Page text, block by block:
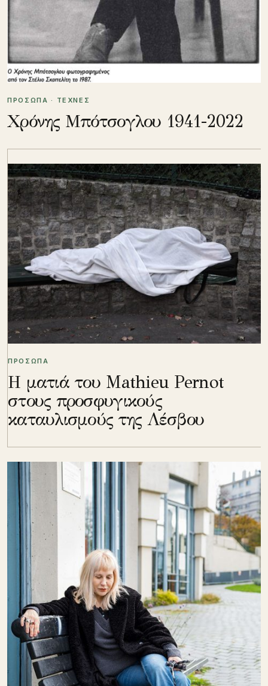
ΠΡΟΣΩΠΑ · ΤΕΧΝΕΣ
Χρόνης Μπότσογλου 1941-2022
ΠΡΟΣΩΠΑ
Η ματιά του Mathieu Pernot
στους προσφυγικούς
καταυλισμούς της Λέσβου